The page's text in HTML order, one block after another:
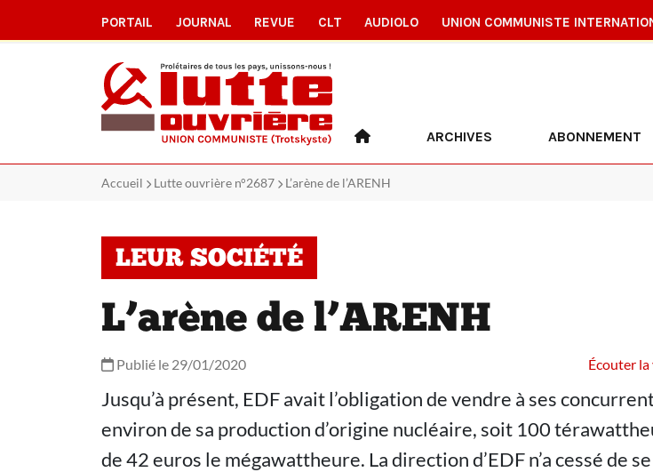
PORTAIL JOURNAL REVUE CLT AUDIOLO UNION COMMUNISTE
ARCHIVES ABONNEMENT
Accueil Lutte ouvrière n°2687 L’arène de l’ARENH
LEUR SOCIÉTÉ
L’arène de l’ARENH
Publié le 29/01/2020 Écouter
Jusqu’à présent, EDF avait l’obligation de vendre à ses
environ de sa production d’origine nucléaire, soit 100
de 42 euros le mégawattheure. La direction d’EDF n’a cessé de